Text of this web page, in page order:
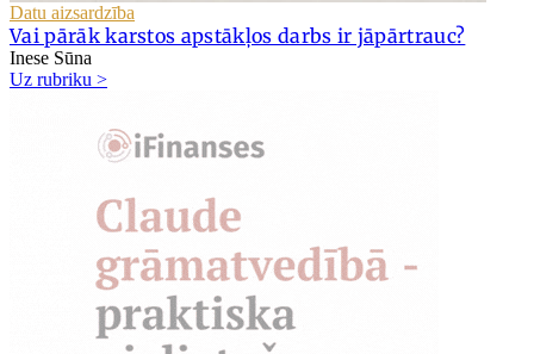
Datu aizsardzība
Vai pārāk karstos apstākļos darbs ir jāpārtrauc?
Inese Sūna
Uz rubriku >